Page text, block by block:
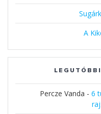
A
Percze Vanda - 6